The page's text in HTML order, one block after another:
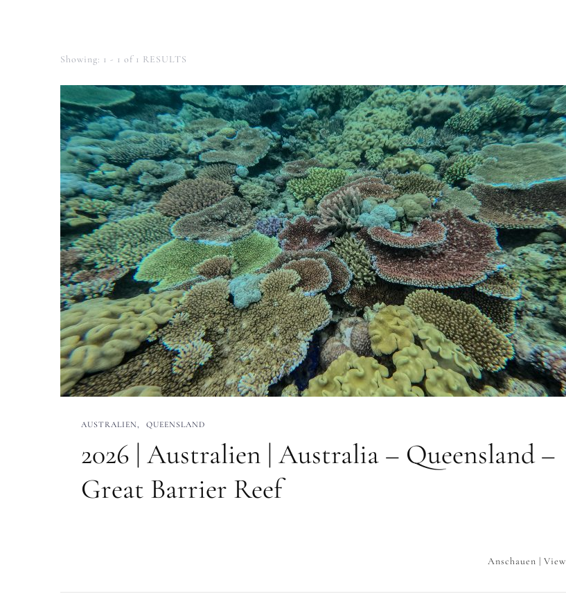
Showing: 1 - 1 of 1 RESULTS
AUSTRALIEN QUEENSLAND
2026 | Australien | Australia – Queensland –
Great Barrier Reef
Anschauen | View